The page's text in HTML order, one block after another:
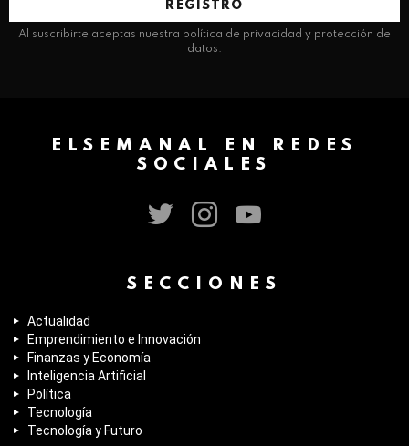
Al suscribirte aceptas nuestra política de privacidad y protección de
datos.
ELSEMANAL EN REDES
SOCIALES
SECCIONES
Actualidad
Emprendimiento e Innovación
Finanzas y Economía
Inteligencia Artificial
Política
Tecnología
Tecnología y Futuro